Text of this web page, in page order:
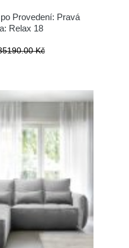
Provedení: Pravá
Relax 18
Kč